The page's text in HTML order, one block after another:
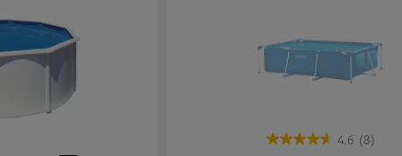
4.6 (8)